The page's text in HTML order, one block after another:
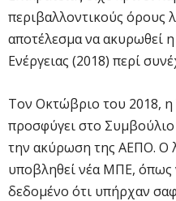
περιβαλλοντικούς όρους
αποτέλεσμα να ακυρωθεί
Ενέργειας (2018) περί
Τον Οκτώβριο του 2018,
προσφύγει στο Συμβούλιο
την ακύρωση της ΑΕΠΟ. Ο
υποβληθεί νέα ΜΠΕ, όπως
δεδομένο ότι υπήρχαν